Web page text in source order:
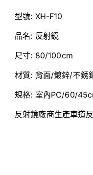
型號: XH-F10
品名: 反射鏡
尺寸: 80/100cm
材質: 背面/鍍鋅/不銹
規格: 室內PC/60/
反射鏡廠商生產車道